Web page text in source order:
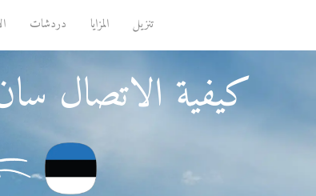
تنزيل المزايا دردشات
كيفية الاتصال